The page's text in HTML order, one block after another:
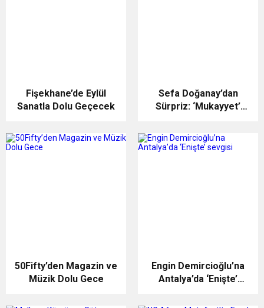
Fişekhane’de Eylül
Sanatla Dolu Geçecek
Sefa Doğanay’dan
Sürpriz: ‘Mukayyet’
50Fifty’den Magazin ve
Müzik Dolu Gece
Engin Demircioğlu’na
Antalya’da ‘Enişte’